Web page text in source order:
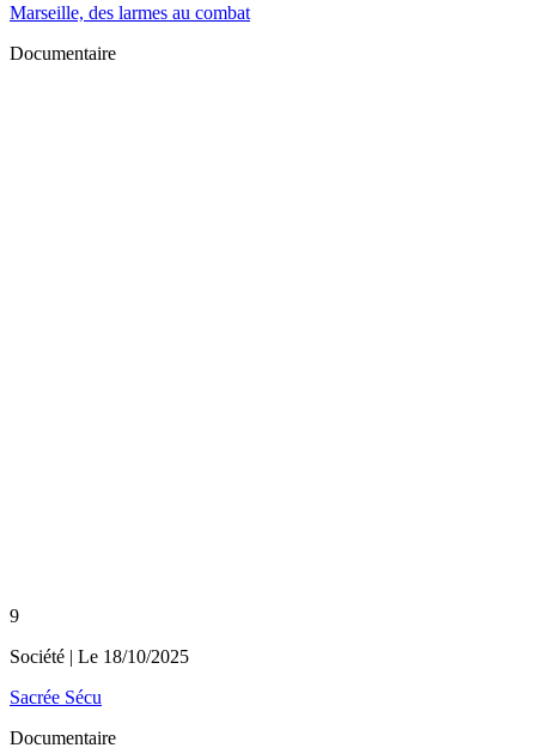
Marseille, des larmes au combat
Documentaire
9
Société | Le 18/10/2025
Sacrée Sécu
Documentaire